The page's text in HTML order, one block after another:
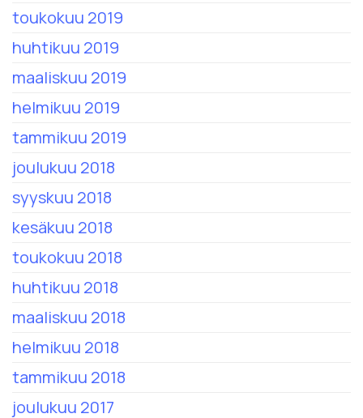
toukokuu 2019
huhtikuu 2019
maaliskuu 2019
helmikuu 2019
tammikuu 2019
joulukuu 2018
syyskuu 2018
kesäkuu 2018
toukokuu 2018
huhtikuu 2018
maaliskuu 2018
helmikuu 2018
tammikuu 2018
joulukuu 2017